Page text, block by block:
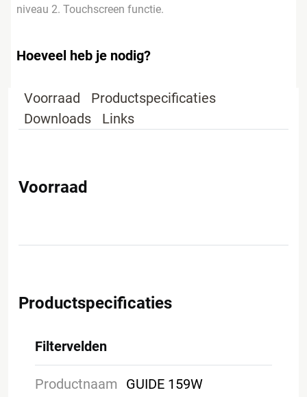
niveau 2. Touchscreen functie.
Hoeveel heb je nodig?
Voorraad
Productspecificaties
Downloads
Links
Voorraad
Productspecificaties
Filtervelden
Productnaam GUIDE 159W